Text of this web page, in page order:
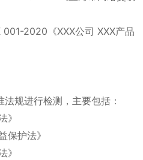
2020《XXX公司 XXX产品
规进行检测，主要包括：
》
保护法》
》